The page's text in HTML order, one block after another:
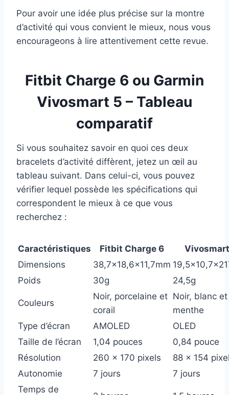
Pour avoir une idée plus précise sur la montre
d’activité qui vous convient le mieux, nous vous
encourageons à lire attentivement cette revue.
Fitbit Charge 6 ou Garmin
Vivosmart 5 – Tableau
comparatif
Si vous souhaitez savoir en quoi ces deux
bracelets d’activité diffèrent, jetez un œil au
tableau suivant. Dans celui-ci, vous pouvez
vérifier lequel possède les spécifications qui
correspondent le mieux à ce que vous
recherchez :
Caractéristiques Fitbit Charge 6
Dimensions
38,7×18,6×11,7mm
Poids
30g 24,5g
Couleurs
Noir, porcelaine et
corail
Noir, blanc
menthe
Type d’écran
AMOLED
OLED
Taille de l’écran
1,04 pouces
0,84 pouce
Résolution
260 x 170 pixels
88 x 154
Autonomie
7 jours
7 jours
Temps de